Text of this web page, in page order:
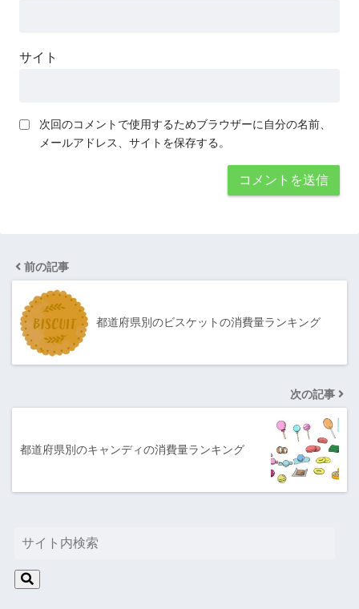
サイト
次回のコメントで使用するためブラウザーに自分の名前、
メールアドレス、サイトを保存する。
前の記事
都道府県別のビスケットの消費量ランキング
次の記事
都道府県別のキャンディの消費量ランキング